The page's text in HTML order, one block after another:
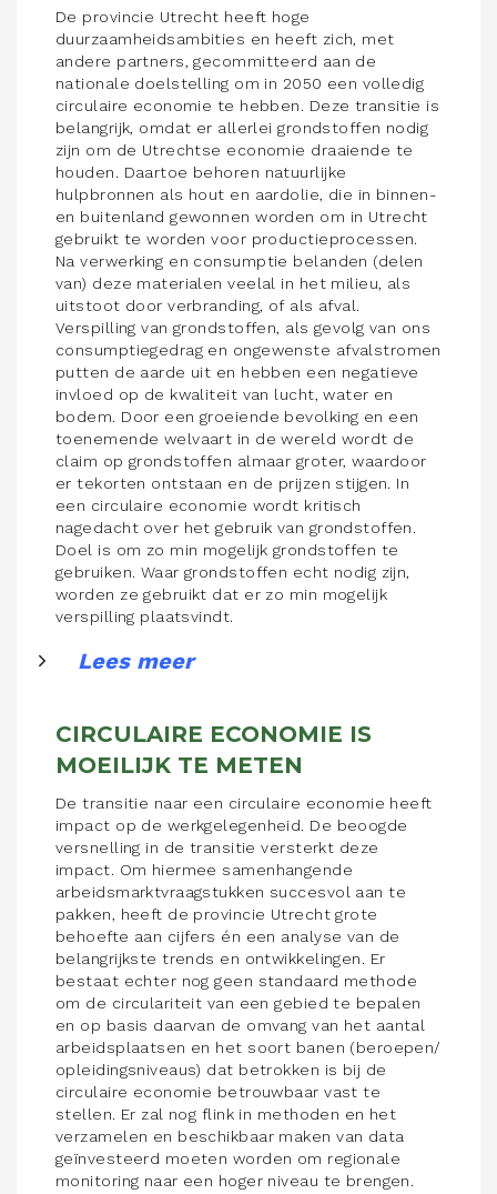
De provincie Utrecht heeft hoge
duurzaamheidsambities en heeft zich, met
andere partners, gecommitteerd aan de
nationale doelstelling om in 2050 een volledig
circulaire economie te hebben. Deze transitie is
belangrijk, omdat er allerlei grondstoffen nodig
zijn om de Utrechtse economie draaiende te
houden. Daartoe behoren natuurlijke
hulpbronnen als hout en aardolie, die in binnen-
en buitenland gewonnen worden om in Utrecht
gebruikt te worden voor productieprocessen.
Na verwerking en consumptie belanden (delen
van) deze materialen veelal in het milieu, als
uitstoot door verbranding, of als afval.
Verspilling van grondstoffen, als gevolg van ons
consumptiegedrag en ongewenste afvalstromen
putten de aarde uit en hebben een negatieve
invloed op de kwaliteit van lucht, water en
bodem. Door een groeiende bevolking en een
toenemende welvaart in de wereld wordt de
claim op grondstoffen almaar groter, waardoor
er tekorten ontstaan en de prijzen stijgen. In
een circulaire economie wordt kritisch
nagedacht over het gebruik van grondstoffen.
Doel is om zo min mogelijk grondstoffen te
gebruiken. Waar grondstoffen echt nodig zijn,
worden ze gebruikt dat er zo min mogelijk
verspilling plaatsvindt.
Lees meer
CIRCULAIRE ECONOMIE IS
MOEILIJK TE METEN
De transitie naar een circulaire economie heeft
impact op de werkgelegenheid. De beoogde
versnelling in de transitie versterkt deze
impact. Om hiermee samenhangende
arbeidsmarktvraagstukken succesvol aan te
pakken, heeft de provincie Utrecht grote
behoefte aan cijfers én een analyse van de
belangrijkste trends en ontwikkelingen. Er
bestaat echter nog geen standaard methode
om de circulariteit van een gebied te bepalen
en op basis daarvan de omvang van het aantal
arbeidsplaatsen en het soort banen (beroepen/
opleidingsniveaus) dat betrokken is bij de
circulaire economie betrouwbaar vast te
stellen. Er zal nog flink in methoden en het
verzamelen en beschikbaar maken van data
geïnvesteerd moeten worden om regionale
monitoring naar een hoger niveau te brengen.